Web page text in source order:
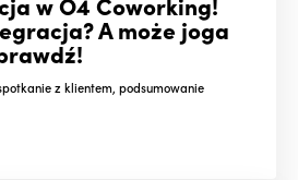
A może joga
z klientem, podsumowanie